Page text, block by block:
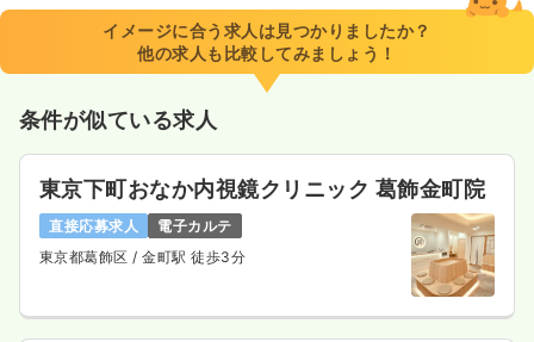
イメージに合う求人は見つかりましたか？
他の求人も比較してみましょう！
条件が似ている求人
東京下町おなか内視鏡クリニック 葛飾金町院
直接応募求人
電子カルテ
東京都葛飾区 / 金町駅 徒歩3分